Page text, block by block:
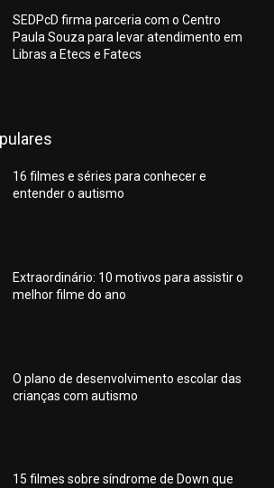
SEDPcD firma parceria com o Centro
Paula Souza para levar atendimento em
Libras a Etecs e Fatecs
16 filmes e séries para conhecer e
entender o autismo
Extraordinário: 10 motivos para assistir o
melhor filme do ano
O plano de desenvolvimento escolar das
crianças com autismo
15 filmes sobre síndrome de Down que